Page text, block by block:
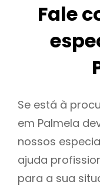
Fale
Se está à
em Palmela
nossos
ajuda
para a sua